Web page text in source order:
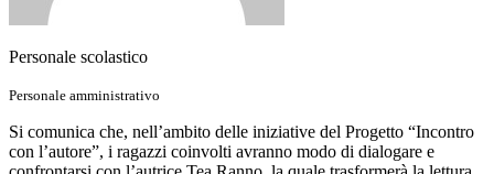
Personale scolastico
Personale amministrativo
Si comunica che, nell’ambito delle iniziative del Progetto “Incontro
con l’autore”, i ragazzi coinvolti avranno modo di dialogare e